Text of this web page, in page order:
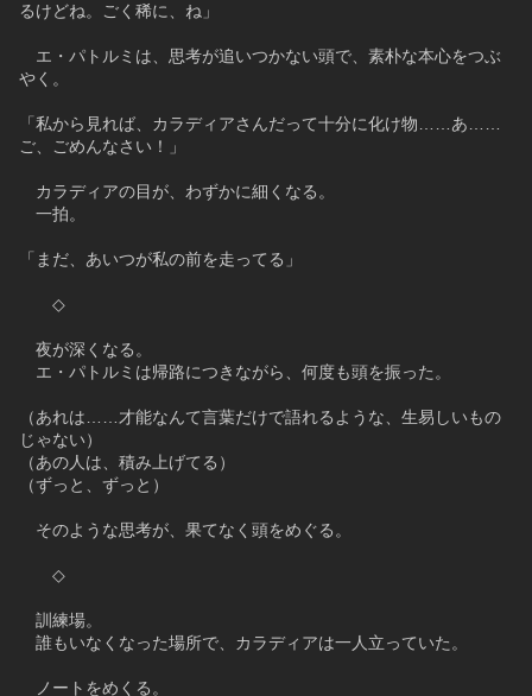
るけどね。ごく稀に、ね」
エ・パトルミは、思考が追いつかない頭で、素朴な本心をつぶ
やく。
「私から見れば、カラディアさんだって十分に化け物……あ……
ご、ごめんなさい！」
カラディアの目が、わずかに細くなる。
一拍。
「まだ、あいつが私の前を走ってる」
◇
夜が深くなる。
エ・パトルミは帰路につきながら、何度も頭を振った。
（あれは……才能なんて言葉だけで語れるような、生易しいもの
じゃない）
（あの人は、積み上げてる）
（ずっと、ずっと）
そのような思考が、果てなく頭をめぐる。
◇
訓練場。
誰もいなくなった場所で、カラディアは一人立っていた。
ノートをめくる。